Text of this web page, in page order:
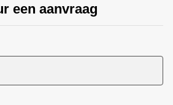
een aanvraag